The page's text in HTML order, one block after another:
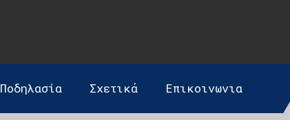
Ποδηλασία Σχετικά Επικοινωνια